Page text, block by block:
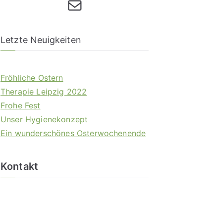
Letzte Neuigkeiten
Fröhliche Ostern
Therapie Leipzig 2022
Frohe Fest
Unser Hygienekonzept
Ein wunderschönes Osterwochenende
Kontakt